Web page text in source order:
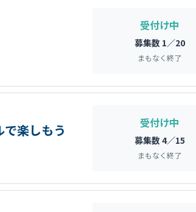
受付け中
募集数 1／20
まもなく終了
楽しもう 受付け中
募集数 4／15
まもなく終了